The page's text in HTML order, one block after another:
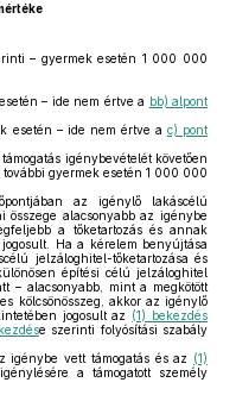
– gyermek esetén 1 000 000
– ide nem értve a bb) alpont
esetén – ide nem értve a c) pont
igénybevételét követően
gyermek esetén 1 000 000
az igénylő lakáscélú
összege alacsonyabb az igénybe
a tőketartozás és annak
Ha a kérelem benyújtása
jelzáloghitel-tőketartozása és
építési célú jelzáloghitel
– alacsonyabb, mint a megkötött
kölcsönösszeg, akkor az igénylő
jogosult az (1) bekezdés
e szerinti folyósítási szabály
igénybe vett támogatás és az (1)
a támogatott személy